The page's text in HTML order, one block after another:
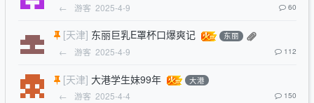
← 游客 2025-4-9 60
[天津] 东丽巨乳E罩杯口爆爽记 东丽
← 游客 2025-4-9 112
[天津] 大港学生妹99年 大港
← 游客 2025-4-4 150